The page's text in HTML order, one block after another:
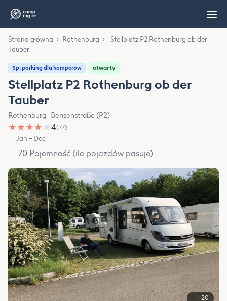
Strona główna › Rothenburg ›
Stellplatz P2 Rothenburg ob der
Tauber
Sp. parking dla kamperów otwarty
Stellplatz P2 Rothenburg ob der
Tauber
Rothenburg · Bensenstraße (P2)
★ ★ ★ ★ ★4(77)
Jan – Dec
70 Pojemność (ile pojazdów pasuje)
20